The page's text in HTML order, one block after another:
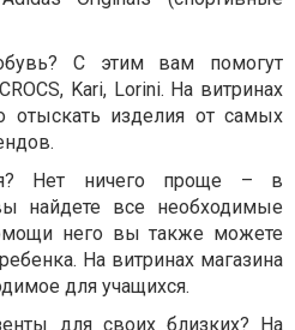
С этим вам помогут
Kari, Lorini. На витринах
изделия от самых
Нет ничего проще – в
найдете все необходимые
него вы также можете
На витринах магазина
для учащихся.
для своих близких? На